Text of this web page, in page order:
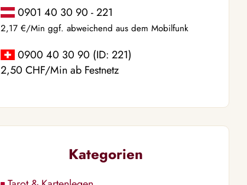
0901 40 30 90 - 221
2,17 €/Min ggf. abweichend aus dem Mobilfunk
0900 40 30 90 (ID: 221)
2,50 CHF/Min ab Festnetz
Kategorien